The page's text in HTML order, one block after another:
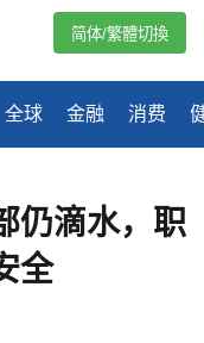
全球 金融 消费
简体/繁體切換
仍滴水，职
全